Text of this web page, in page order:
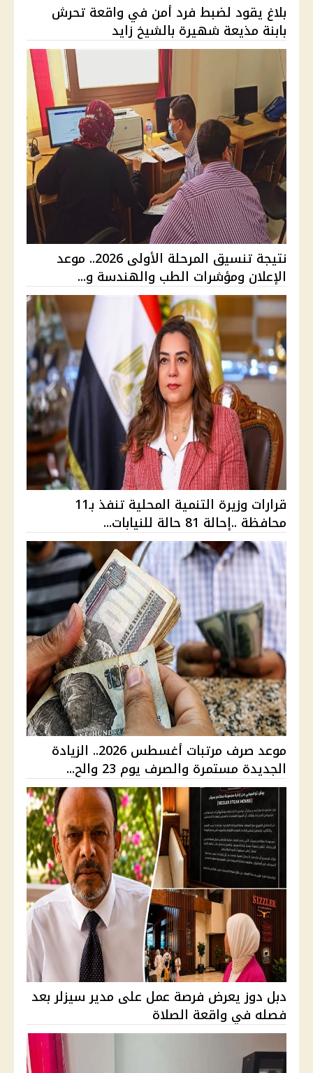
بلاغ يقود لضبط فرد أمن في واقعة تحرش
بابنة مذيعة شهيرة بالشيخ زايد
نتيجة تنسيق المرحلة الأولى 2026.. موعد
الإعلان ومؤشرات الطب والهندسة و...
قرارات وزيرة التنمية المحلية تنفذ بـ11
محافظة ..إحالة 81 حالة للنيابات...
موعد صرف مرتبات أغسطس 2026.. الزيادة
الجديدة مستمرة والصرف يوم 23 والح...
دبل دوز يعرض فرصة عمل على مدير سيزلر بعد
فصله في واقعة الصلاة